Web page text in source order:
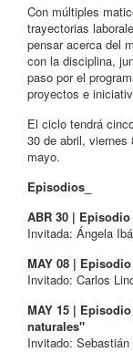
Con múltiples
trayectorias
pensar acerca del
con la disciplina,
paso por el
proyectos e
El ciclo tendrá
30 de abril,
mayo.
Episodios_
ABR 30 |
Invitada: Ángela
MAY 08 |
Invitado: Carlos
MAY 15 |
naturales"
Invitado: